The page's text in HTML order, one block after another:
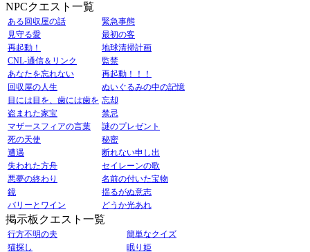
NPCクエスト一覧
ある回収屋の話
緊急事態
見守る愛
最初の客
再起動！
地球清掃計画
CNL-通信＆リンク
監禁
あなたを忘れない
再起動！！！
回収屋の人生
ぬいぐるみの中の記憶
目には目を、歯には歯を 忘却
盗まれた家宝
禁忌
マザースフィアの言葉
謎のプレゼント
死の天使
秘密
遭遇
断れない申し出
失われた方舟
セイレーンの歌
悪夢の終わり
名前の付いた宝物
鏡
揺るがぬ意志
バリーとワイン
どうか光あれ
掲示板クエスト一覧
行方不明の夫
簡単なクイズ
猫探し
眠り姫